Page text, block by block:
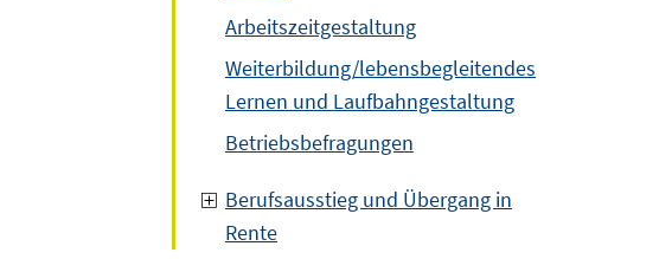
Arbeitszeitgestaltung
Weiterbildung/lebensbegleitendes
Lernen und Laufbahngestaltung
Betriebsbefragungen
Berufsausstieg und Übergang in
Rente